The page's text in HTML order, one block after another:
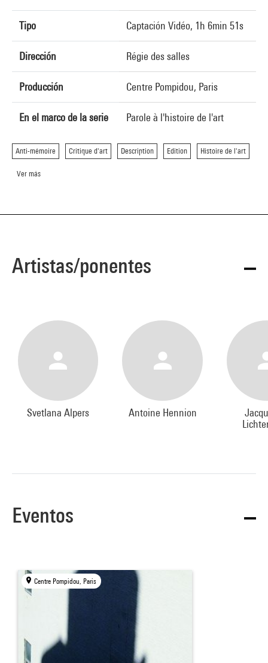
Tipo Captación Vidéo, 1h 6min 51s
Dirección Régie des salles
Producción Centre Pompidou, Paris
En el marco de la serie Parole à l'histoire de l'art
Anti-mémoire Critique d'art Description Edition Histoire de l'art
Ver más
Artistas/ponentes
Svetlana Alpers Antoine Hennion
Eventos
Centre Pompidou, Paris